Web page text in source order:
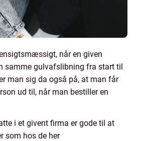
når en given
samme gulvafslibning fra start til
man sig da også på, at man får
ud til, når man bestiller en
i et givent firma er gode til at
som hos de her